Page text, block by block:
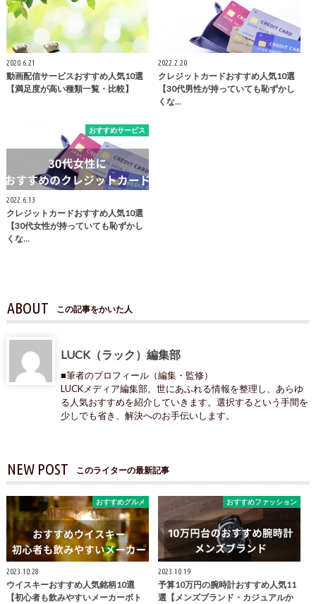
2020.6.21
動画配信サービスおすすめ人気10選
【満足度が高い種類一覧・比較】
2022.2.20
クレジットカードおすすめ人気10選
【30代男性が持っていても恥ずかし
くな…
おすすめサービス
2022.6.13
クレジットカードおすすめ人気10選
【30代女性が持っていても恥ずかし
くな…
ABOUT この記事をかいた人
LUCK（ラック）編集部
■筆者のプロフィール（編集・監修）
LUCKメディア編集部。世にあふれる情報を整理し、あらゆ
る人気おすすめを紹介していきます。選択するという手間を
少しでも省き、解決へのお手伝いします。
NEW POST このライターの最新記事
おすすめグルメ
2023.10.28
ウイスキーおすすめ人気銘柄10選
【初心者も飲みやすいメーカーボト
おすすめファッション
2023.10.19
予算10万円の腕時計おすすめ人気11
選【メンズブランド・カジュアルか